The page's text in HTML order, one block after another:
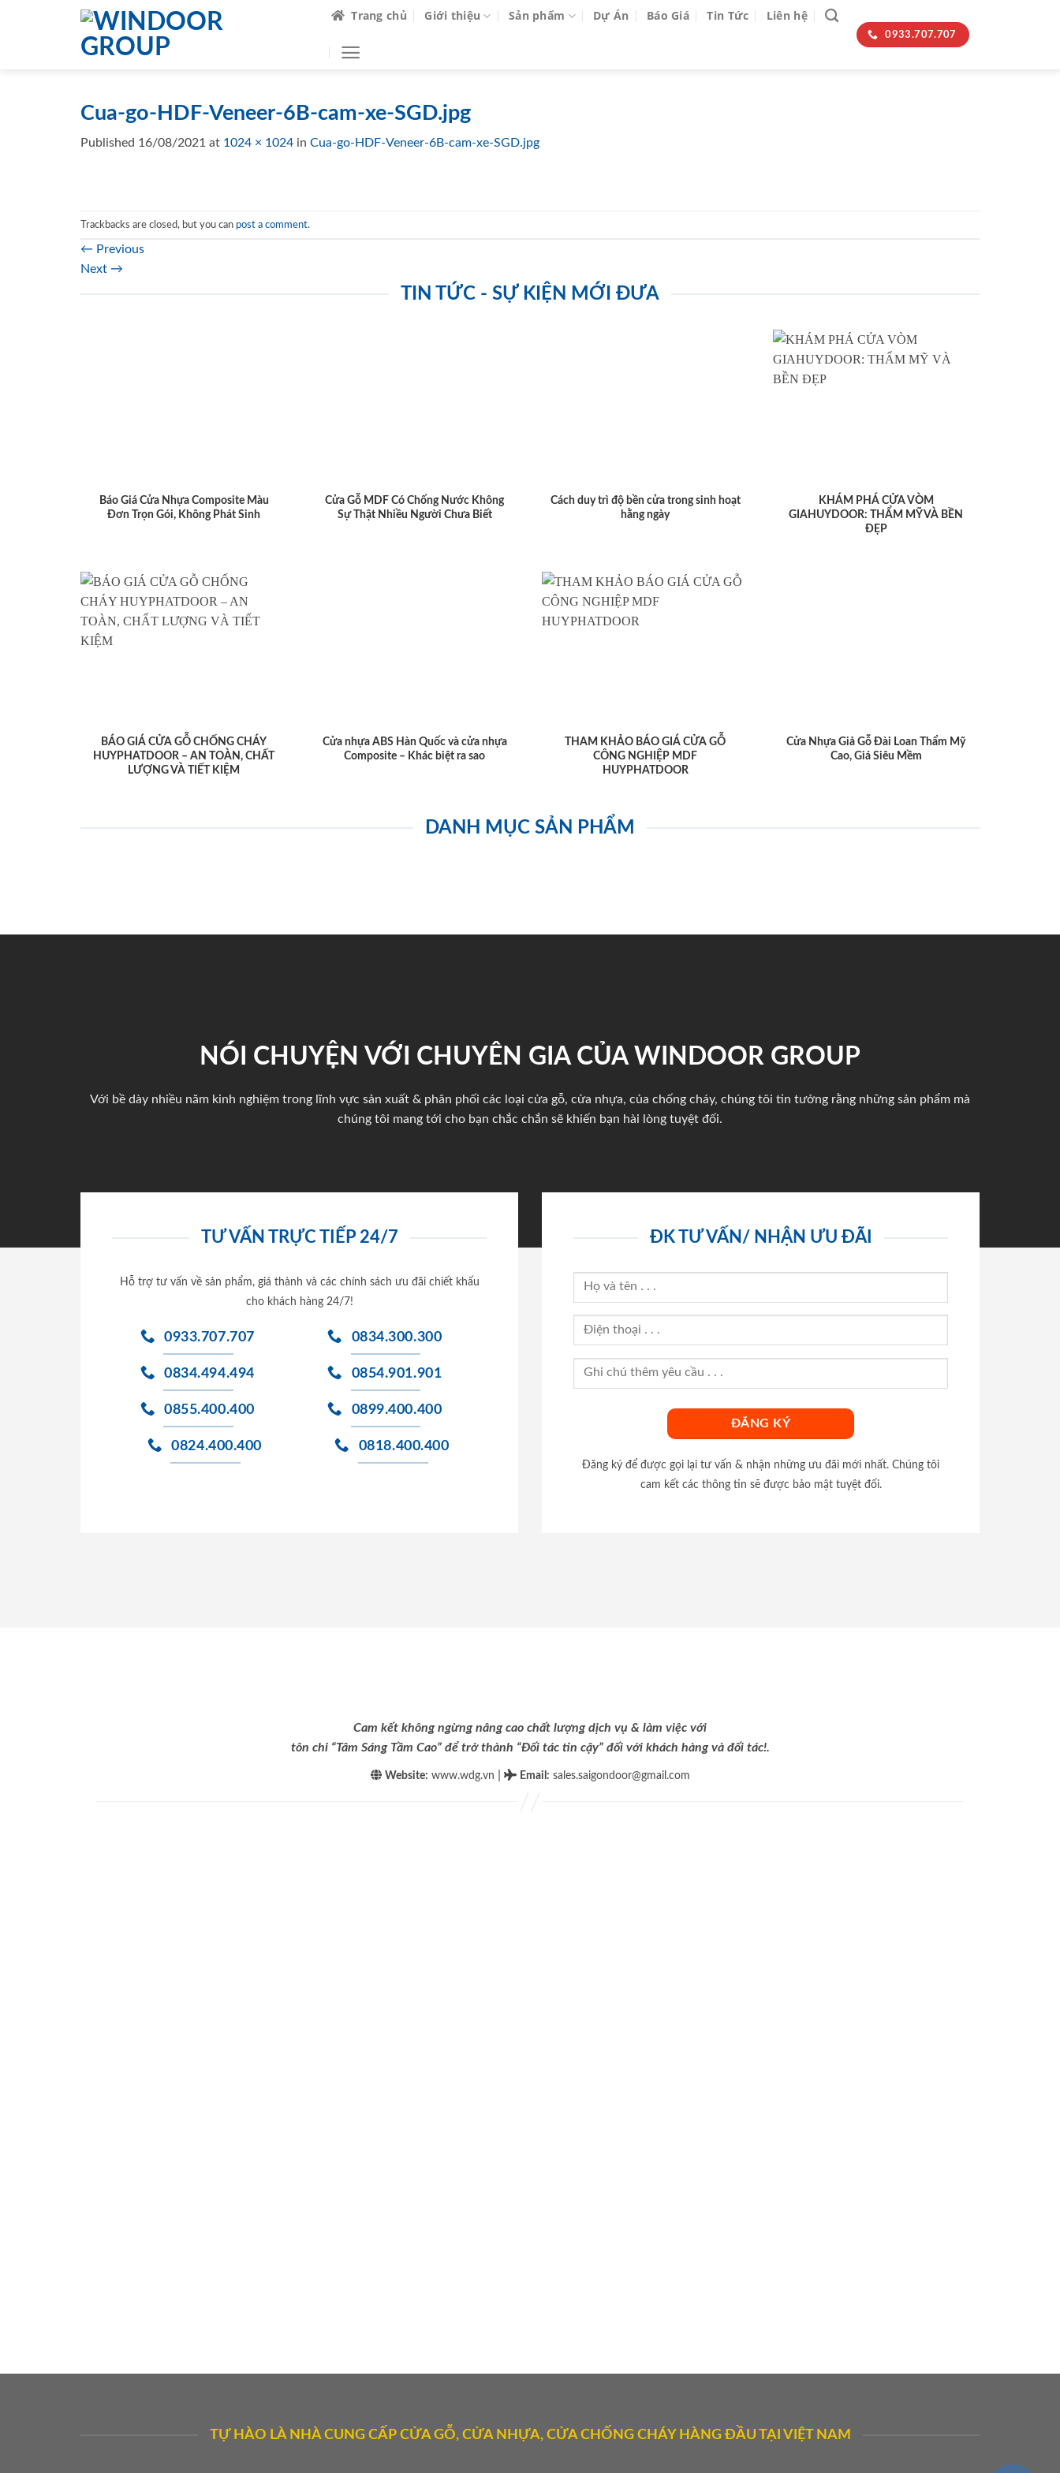
Trang chủ Giới thiệu Sản phẩm Dự Án Báo Giá Tin Tức Liên hệ
0933.707.707
Cua-go-HDF-Veneer-6B-cam-xe-SGD.jpg
Published 16/08/2021 at 1024 × 1024 in Cua-go-HDF-Veneer-6B-cam-xe-SGD.jpg
Trackbacks are closed, but you can post a comment.
← Previous
Next →
TIN TỨC - SỰ KIỆN MỚI ĐƯA
Báo Giá Cửa Nhựa Composite Màu
Đơn Trọn Gói, Không Phát Sinh
Cửa Gỗ MDF Có Chống Nước Không
Sự Thật Nhiều Người Chưa Biết
Cách duy trì độ bền cửa trong sinh hoạt
hằng ngày
KHÁM PHÁ CỬA VÒM
GIAHUYDOOR: THẨM MỸ VÀ BỀN
ĐẸP
BÁO GIÁ CỬA GỖ CHỐNG CHÁY
HUYPHATDOOR – AN TOÀN, CHẤT
LƯỢNG VÀ TIẾT KIỆM
Cửa nhựa ABS Hàn Quốc và cửa nhựa
Composite – Khác biệt ra sao
THAM KHẢO BÁO GIÁ CỬA GỖ
CÔNG NGHIỆP MDF
HUYPHATDOOR
Cửa Nhựa Giả Gỗ Đài Loan Thẩm Mỹ
Cao, Giá Siêu Mềm
DANH MỤC SẢN PHẨM
NÓI CHUYỆN VỚI CHUYÊN GIA CỦA WINDOOR GROUP
Với bề dày nhiều năm kinh nghiệm trong lĩnh vực sản xuất & phân phối các loại cửa gỗ, cửa nhựa, của chống cháy, chúng tôi tin tưởng rằng những sản phẩm mà
chúng tôi mang tới cho bạn chắc chắn sẽ khiến bạn hài lòng tuyệt đối.
TƯ VẤN TRỰC TIẾP 24/7
Hỗ trợ tư vấn về sản phẩm, giá thành và các chính sách ưu đãi chiết khấu
cho khách hàng 24/7!
0933.707.707
0834.494.494
0855.400.400
0824.400.400
0834.300.300
0854.901.901
0899.400.400
0818.400.400
ĐK TƯ VẤN/ NHẬN ƯU ĐÃI
Đăng ký để được gọi lại tư vấn & nhận những ưu đãi mới nhất. Chúng tôi
cam kết các thông tin sẽ được bảo mật tuyệt đối.
Cam kết không ngừng nâng cao chất lượng dịch vụ & làm việc với
tôn chỉ “Tâm Sáng Tầm Cao” để trở thành “Đối tác tin cậy” đối với khách hàng và đối tác!.
Website: www.wdg.vn Email : sales.saigondoor@gmail.com
TỰ HÀO LÀ NHÀ CUNG CẤP CỬA GỖ, CỬA NHỰA, CỬA CHỐNG CHÁY HÀNG ĐẦU TẠI VIỆT NAM